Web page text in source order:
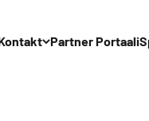
Partner Portaali